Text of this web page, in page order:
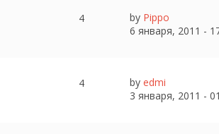
4 by Pippo
6 января, 2011 -
4 by edmi
3 января, 2011 -